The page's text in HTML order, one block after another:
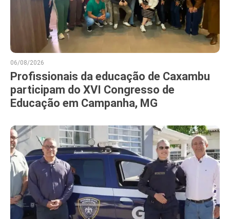
06/08/2026
Profissionais da educação de Caxambu
participam do XVI Congresso de
Educação em Campanha, MG